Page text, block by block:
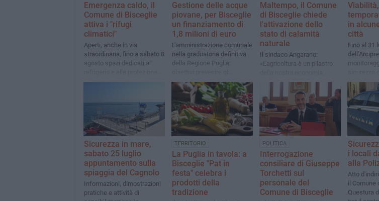
Emergenza caldo, il
Comune di Bisceglie
attiva i "rifugi
climatici"
Aperti, anche in via
straordinaria, fino a sabato 8
agosto spazi dedicati al
dalle alte temperature
Gestione delle acque
piovane, per Bisceglie
un finanziamento di
1,8 milioni di euro
L'amministrazione comunale
nella graduatoria definitiva
della Regione Puglia:
allagamenti e stoccare le
acque meteoriche
Maltempo, il Comune
di Bisceglie chiede
l'attivazione dello
stato di calamità
naturale
Il sindaco Angarano:
«L'agricoltura è un pilastro
Siamo al fianco dei nostri
in
città
Fino al 31
Dal 27
in via
Luigi Di
Sicurezza in mare,
sabato 25 luglio
appuntamento sulla
spiaggia del Cagnolo
Informazioni, dimostrazioni
pratiche e attività di
TERRITORIO
La Puglia in tavola: a
Bisceglie "Pat in
festa" celebra i
prodotti della
tradizione
POLITICA
Interrogazione
consiliare di Giuseppe
Torchetti sul
personale del
Comune di Bisceglie
i locali
alla
Atto
il Comune
Questura